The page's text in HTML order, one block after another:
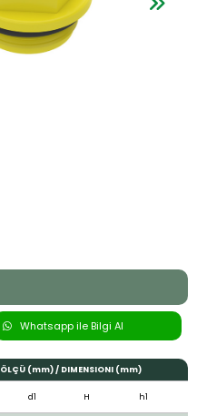
Whatsapp ile Bilgi Al
ÖLÇÜ (mm) / DIMENSIONI (mm)
d1 H h1